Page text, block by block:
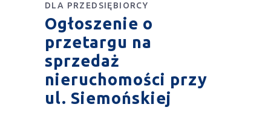
DLA PRZEDSIĘBIORCY
Ogłoszenie o
przetargu na
sprzedaż
nieruchomości przy
ul. Siemońskiej